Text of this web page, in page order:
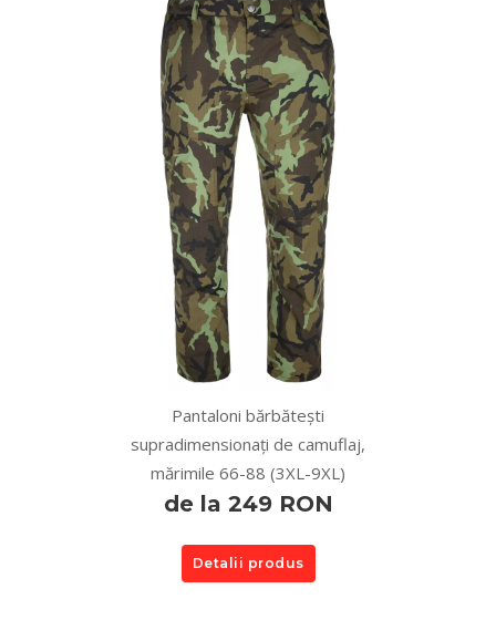
Pantaloni bărbătești
supradimensionați de camuflaj,
mărimile 66-88 (3XL-9XL)
de la 249 RON
Detalii produs